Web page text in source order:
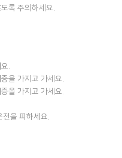
록 주의하세요.
.
을 가지고 가세요.
을 가지고 가세요.
을 피하세요.